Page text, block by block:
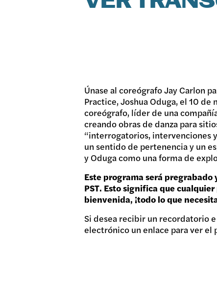
Únase al coreógrafo Jay Carlon
Practice, Joshua Oduga, el 10
coreógrafo, líder de una
creando obras de danza para
“interrogatorios, intervenciones
un sentido de pertenencia y un
y Oduga como una forma de
Este programa será
PST. Esto significa que
bienvenida, ¡todo lo que
Si desea recibir un recordatorio
electrónico un enlace para ver el